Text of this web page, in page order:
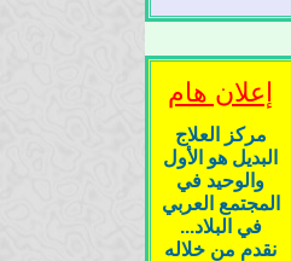
إعلان هام
مركز العلاج
البديل هو الأول
والوحيد في
المجتمع العربي
في البلاد...
نقدم من خلاله